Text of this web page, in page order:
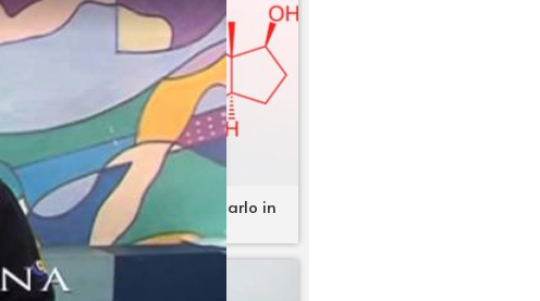
Testosterone: come aumentarlo in
modo naturale